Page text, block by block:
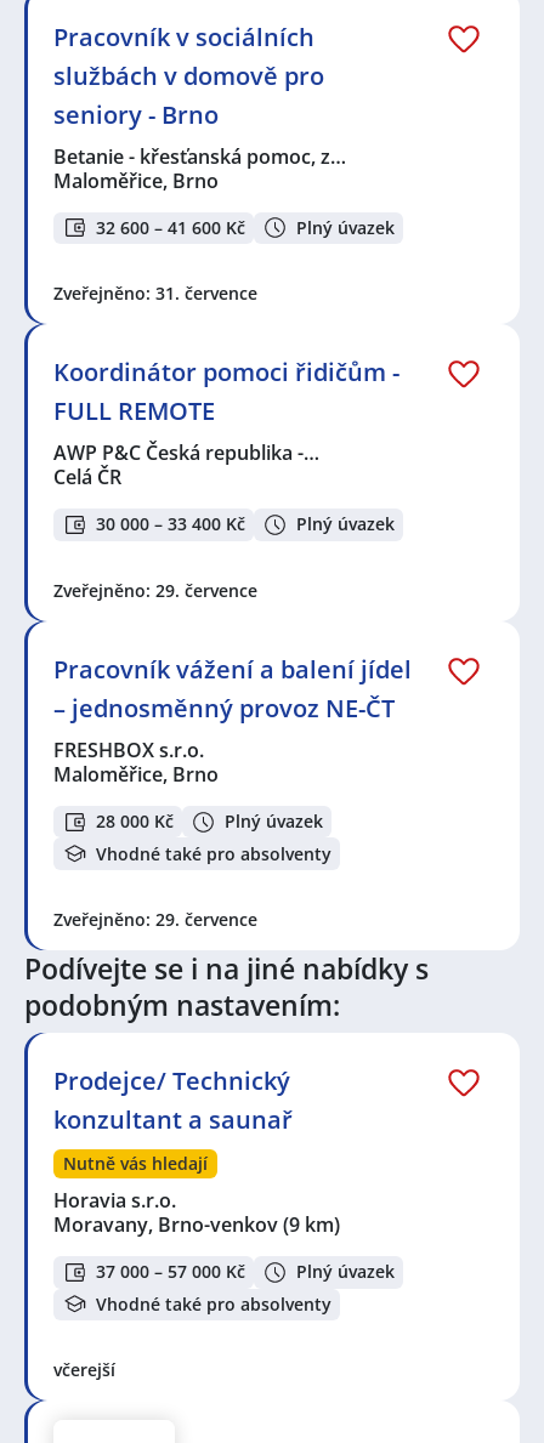
Pracovník v sociálních
službách v domově pro
seniory - Brno
Betanie - křesťanská pomoc, z…
Maloměřice, Brno
32 600 – 41 600 Kč Plný úvazek
Zveřejněno: 31. července
Koordinátor pomoci řidičům -
FULL REMOTE
AWP P&C Česká republika -…
Celá ČR
30 000 – 33 400 Kč Plný úvazek
Zveřejněno: 29. července
Pracovník vážení a balení jídel
– jednosměnný provoz NE-ČT
FRESHBOX s.r.o.
Maloměřice, Brno
28 000 Kč
Plný úvazek
Vhodné také pro absolventy
Zveřejněno: 29. července
Podívejte se i na jiné nabídky s
podobným nastavením:
Prodejce/ Technický
konzultant a saunař
Nutně vás hledají
Horavia s.r.o.
Moravany, Brno-venkov(9 km)
37 000 – 57 000 Kč
Plný úvazek
Vhodné také pro absolventy
včerejší